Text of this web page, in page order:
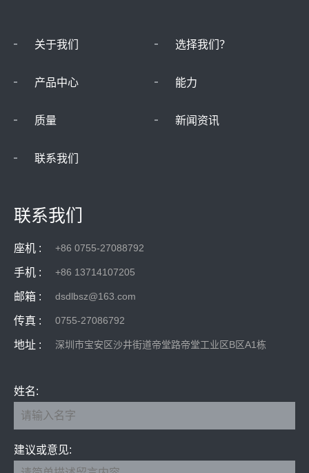
关于我们 选择我们？
产品中心 能力
质量 新闻资讯
联系我们
联系我们
座机 : +86 0755-27088792
手机 : +86 13714107205
邮箱 : dsdlbsz@163.com
传真 : 0755-27086792
地址 : 深圳市宝安区沙井街道帝堂路帝堂工业区B区A1栋
姓名:
建议或意见: